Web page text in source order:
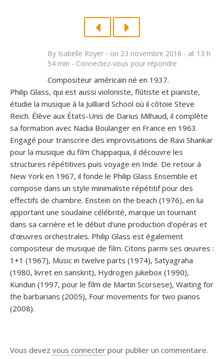
By Isabelle Royer - on 23 novembre 2016 - at 13 h
54 min - Connectez-vous pour répondre
Compositeur américain né en 1937.
Philip Glass, qui est aussi violoniste, flûtiste et pianiste,
étudie la musique à la Juilliard School où il côtoie Steve
Reich. Élève aux États-Unis de Darius Milhaud, il complète
sa formation avec Nadia Boulanger en France en 1963.
Engagé pour transcrire des improvisations de Ravi Shankar
pour la musique du film Chappaqua, il découvre les
structures répétitives puis voyage en Inde. De retour à
New York en 1967, il fonde le Philip Glass Ensemble et
compose dans un style minimaliste répétitif pour des
effectifs de chambre. Enstein on the beach (1976), en lui
apportant une soudaine célébrité, marque un tournant
dans sa carrière et le début d’une production d’opéras et
d’œuvres orchestrales. Philip Glass est également
compositeur de musique de film. Citons parmi ses œuvres :
1+1 (1967), Music in twelve parts (1974), Satyagraha
(1980, livret en sanskrit), Hydrogen jukebox (1990),
Kundun (1997, pour le film de Martin Scorsese), Waiting for
the barbarians (2005), Four movements for two pianos
(2008).
Vous devez vous connecter pour publier un commentaire.